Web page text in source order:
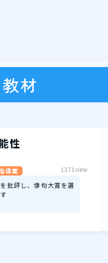
材
性
導案 1371view
批評し、俳句大賞を選